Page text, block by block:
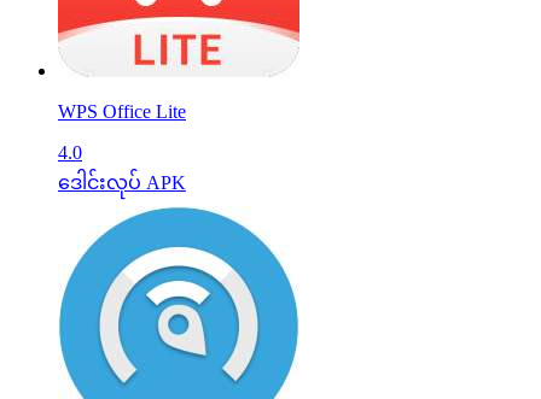
WPS Office Lite
4.0
ဒေါင်းလုပ် APK